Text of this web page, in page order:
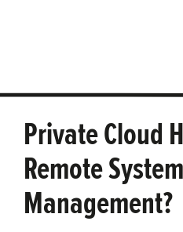
Private Cloud
Remote
Management?